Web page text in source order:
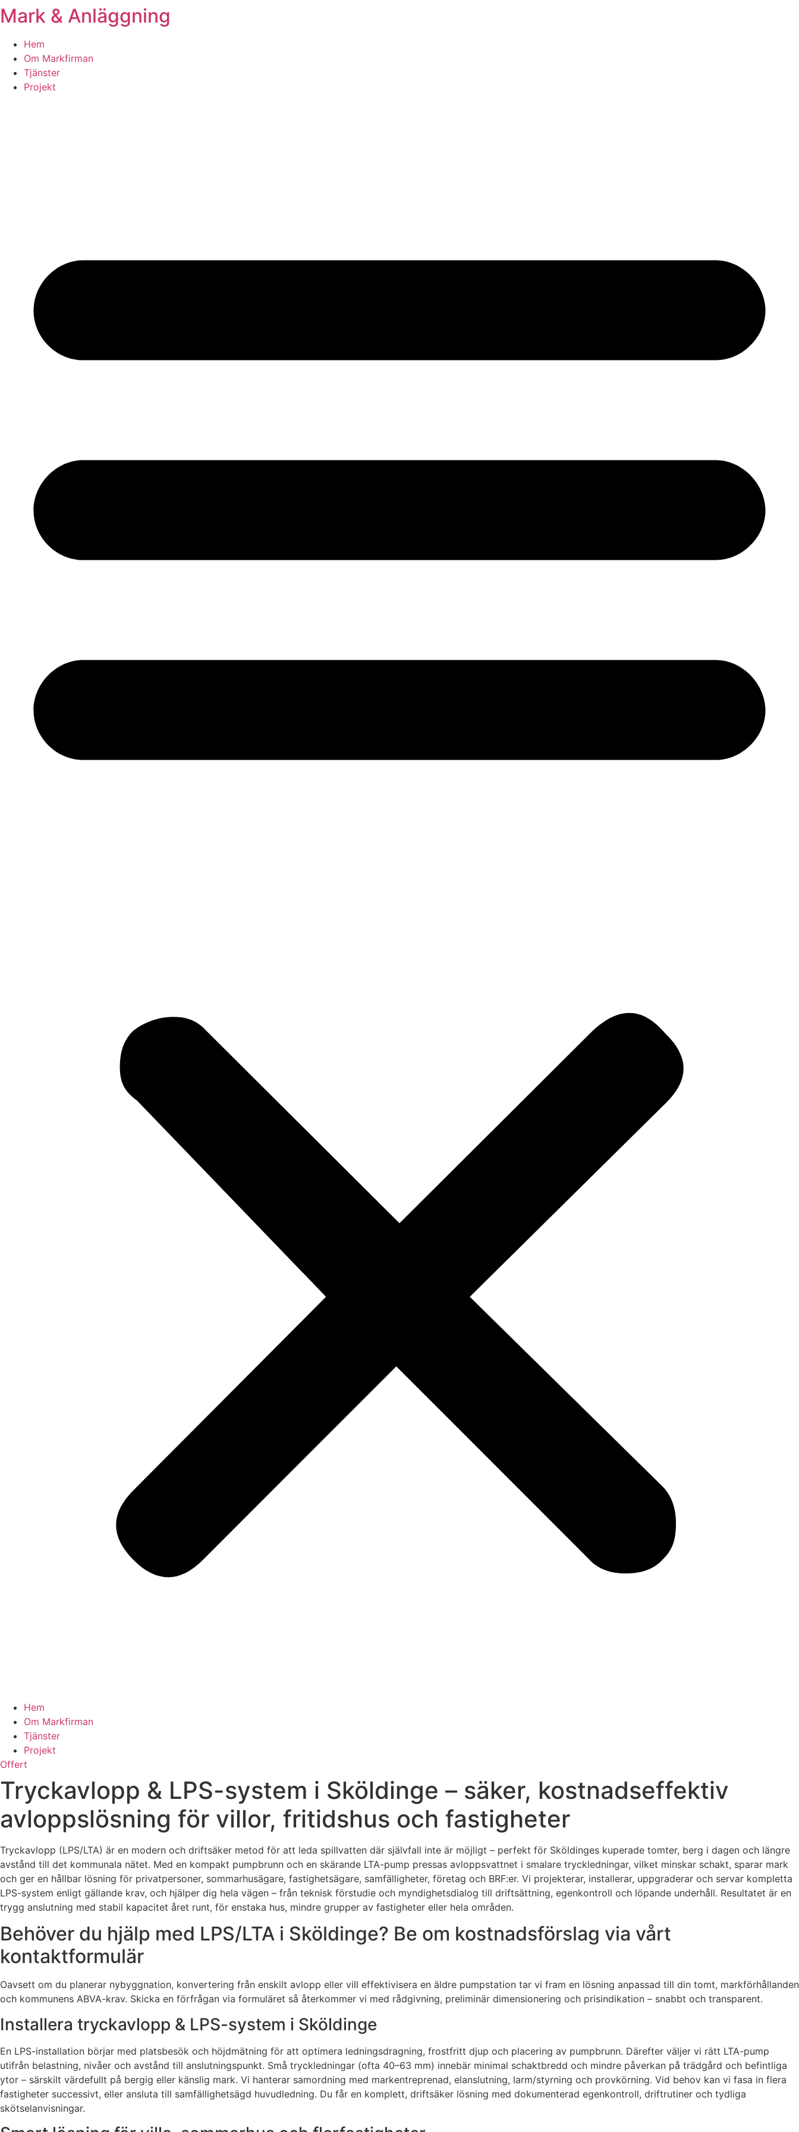
Skip
to
content
Mark & Anläggning
Hem
Om Markfirman
Tjänster
Projekt
Hem
Om Markfirman
Tjänster
Projekt
Offert
Tryckavlopp & LPS-system i Sköldinge – säker, kostnadseffektiv
avloppslösning för villor, fritidshus och fastigheter
Tryckavlopp (LPS/LTA) är en modern och driftsäker metod för att leda spillvatten där självfall inte är möjligt – perfekt för Sköldinges kuperade tomter, berg i dagen och längre
avstånd till det kommunala nätet. Med en kompakt pumpbrunn och en skärande LTA-pump pressas avloppsvattnet i smalare tryckledningar, vilket minskar schakt, sparar mark
och ger en hållbar lösning för privatpersoner, sommarhusägare, fastighetsägare, samfälligheter, företag och BRF:er. Vi projekterar, installerar, uppgraderar och servar kompletta
LPS-system enligt gällande krav, och hjälper dig hela vägen – från teknisk förstudie och myndighetsdialog till driftsättning, egenkontroll och löpande underhåll. Resultatet är en
trygg anslutning med stabil kapacitet året runt, för enstaka hus, mindre grupper av fastigheter eller hela områden.
Behöver du hjälp med LPS/LTA i Sköldinge? Be om kostnadsförslag via vårt
kontaktformulär
Oavsett om du planerar nybyggnation, konvertering från enskilt avlopp eller vill effektivisera en äldre pumpstation tar vi fram en lösning anpassad till din tomt, markförhållanden
och kommunens ABVA-krav. Skicka en förfrågan via formuläret så återkommer vi med rådgivning, preliminär dimensionering och prisindikation – snabbt och transparent.
Installera tryckavlopp & LPS-system i Sköldinge
En LPS-installation börjar med platsbesök och höjdmätning för att optimera ledningsdragning, frostfritt djup och placering av pumpbrunn. Därefter väljer vi rätt LTA-pump
utifrån belastning, nivåer och avstånd till anslutningspunkt. Små tryckledningar (ofta 40–63 mm) innebär minimal schaktbredd och mindre påverkan på trädgård och befintliga
ytor – särskilt värdefullt på bergig eller känslig mark. Vi hanterar samordning med markentreprenad, elanslutning, larm/styrning och provkörning. Vid behov kan vi fasa in flera
fastigheter successivt, eller ansluta till samfällighetsägd huvudledning. Du får en komplett, driftsäker lösning med dokumenterad egenkontroll, driftrutiner och tydliga
skötselanvisningar.